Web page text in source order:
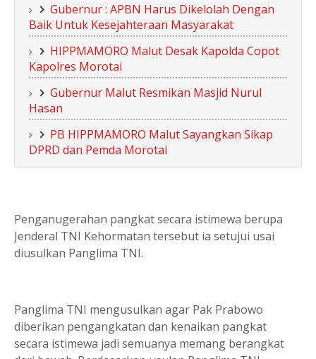
Gubernur : APBN Harus Dikelolah Dengan
Baik Untuk Kesejahteraan Masyarakat
HIPPMAMORO Malut Desak Kapolda Copot
Kapolres Morotai
Gubernur Malut Resmikan Masjid Nurul
Hasan
PB HIPPMAMORO Malut Sayangkan Sikap
DPRD dan Pemda Morotai
Penganugerahan pangkat secara istimewa berupa
Jenderal TNI Kehormatan tersebut ia setujui usai
diusulkan Panglima TNI.
Panglima TNI mengusulkan agar Pak Prabowo
diberikan pengangkatan dan kenaikan pangkat
secara istimewa jadi semuanya memang berangkat